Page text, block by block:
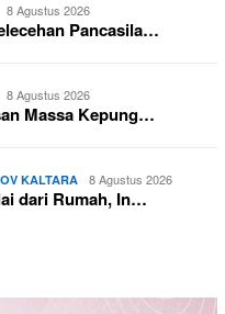
8 Agustus 2026
Pancasila…
8 Agustus 2026
Massa Kepung…
KALTARA 8 Agustus 2026
dari Rumah, In…